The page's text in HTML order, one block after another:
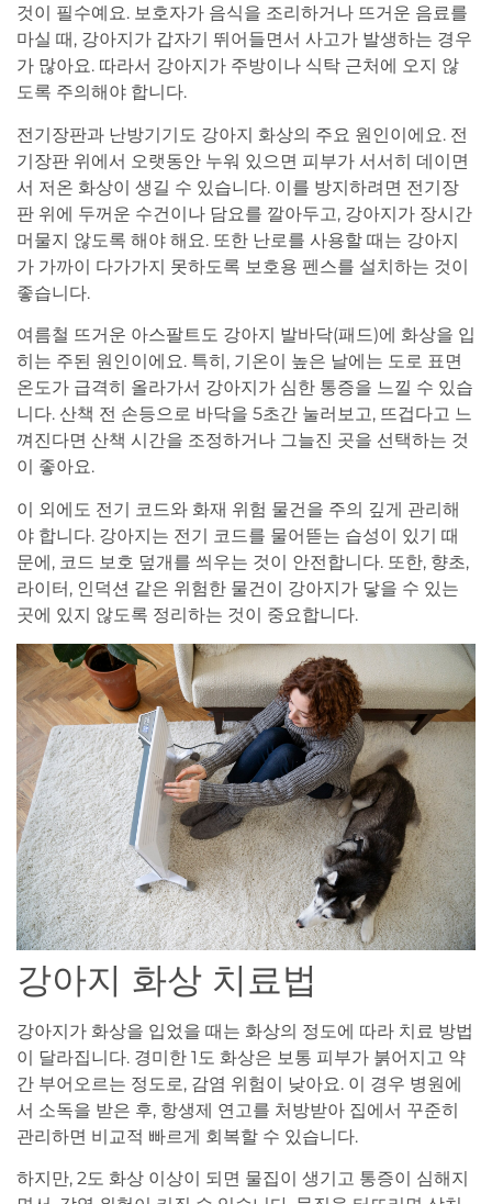
것이 필수예요. 보호자가 음식을 조리하거나 뜨거운 음료를
마실 때, 강아지가 갑자기 뛰어들면서 사고가 발생하는 경우
가 많아요. 따라서 강아지가 주방이나 식탁 근처에 오지 않
도록 주의해야 합니다.
전기장판과 난방기기도 강아지 화상의 주요 원인이에요. 전
기장판 위에서 오랫동안 누워 있으면 피부가 서서히 데이면
서 저온 화상이 생길 수 있습니다. 이를 방지하려면 전기장
판 위에 두꺼운 수건이나 담요를 깔아두고, 강아지가 장시간
머물지 않도록 해야 해요. 또한 난로를 사용할 때는 강아지
가 가까이 다가가지 못하도록 보호용 펜스를 설치하는 것이
좋습니다.
여름철 뜨거운 아스팔트도 강아지 발바닥(패드)에 화상을 입
히는 주된 원인이에요. 특히, 기온이 높은 날에는 도로 표면
온도가 급격히 올라가서 강아지가 심한 통증을 느낄 수 있습
니다. 산책 전 손등으로 바닥을 5초간 눌러보고, 뜨겁다고 느
껴진다면 산책 시간을 조정하거나 그늘진 곳을 선택하는 것
이 좋아요.
이 외에도 전기 코드와 화재 위험 물건을 주의 깊게 관리해
야 합니다. 강아지는 전기 코드를 물어뜯는 습성이 있기 때
문에, 코드 보호 덮개를 씌우는 것이 안전합니다. 또한, 향초,
라이터, 인덕션 같은 위험한 물건이 강아지가 닿을 수 있는
곳에 있지 않도록 정리하는 것이 중요합니다.
강아지 화상 치료법
강아지가 화상을 입었을 때는 화상의 정도에 따라 치료 방법
이 달라집니다. 경미한 1도 화상은 보통 피부가 붉어지고 약
간 부어오르는 정도로, 감염 위험이 낮아요. 이 경우 병원에
서 소독을 받은 후, 항생제 연고를 처방받아 집에서 꾸준히
관리하면 비교적 빠르게 회복할 수 있습니다.
하지만, 2도 화상 이상이 되면 물집이 생기고 통증이 심해지